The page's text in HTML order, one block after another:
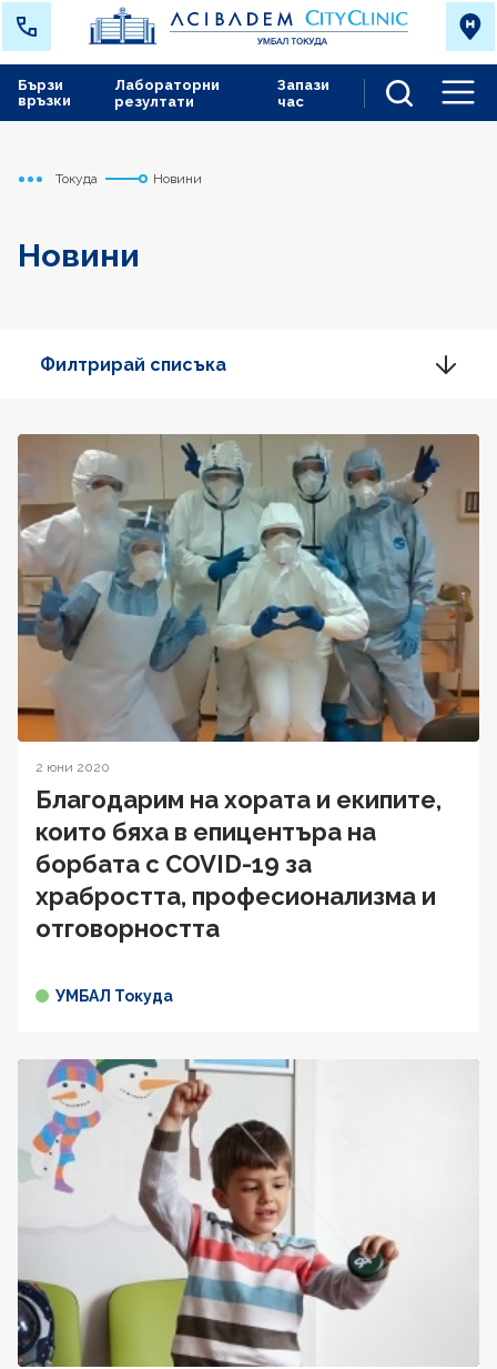
Лабораторни
резултати
Запази
час
Бързи
връзки
Начало
Токуда Новини
Новини
Филтрирай списъка
2 юни 2020
Благодарим на хората и екипите,
които бяха в епицентъра на
борбата с COVID-19 за
храбростта, професионализма и
отговорността
УМБАЛ Токуда